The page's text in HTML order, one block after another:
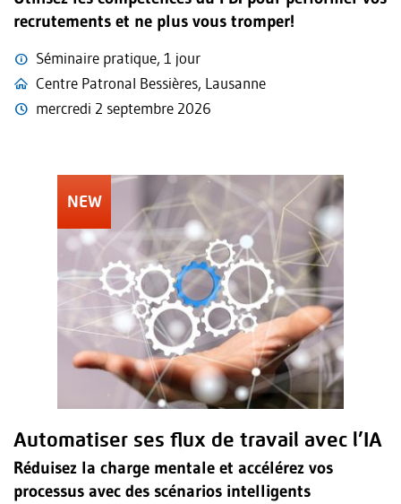
recrutements et ne plus vous tromper!
Séminaire pratique, 1 jour
Centre Patronal Bessières, Lausanne
mercredi 2 septembre 2026
Automatiser ses flux de travail avec l’IA
Réduisez la charge mentale et accélérez vos
processus avec des scénarios intelligents